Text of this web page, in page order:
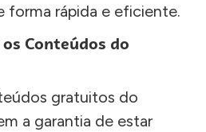
forma rápida e eficiente.
Conteúdos do
gratuitos do
a garantia de estar